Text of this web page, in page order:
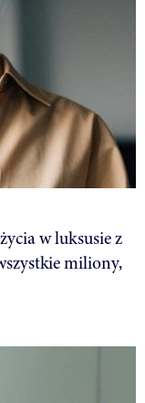
w luksusie z
miliony,